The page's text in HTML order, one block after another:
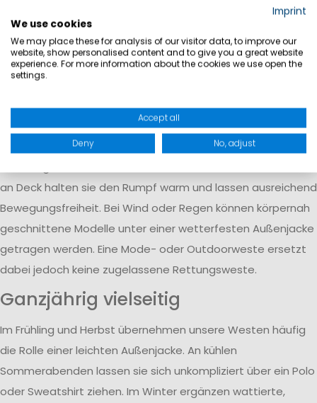
Hemd oder leichten Strickpullover getragen werden. Für
Sneaker dazu. Führt der Tag später ans Wasser oder in ein
Restaurant am Hafen, bleibt der Look gepflegt und maritim,
Auf dem Wasser eignen sich unsere Herrenwesten als
zusätzliche Wärmeschicht bei trockenen Bedingungen.
an Deck halten sie den Rumpf warm und lassen ausreichend
Bewegungsfreiheit. Bei Wind oder Regen können körpernah
geschnittene Modelle unter einer wetterfesten Außenjacke
getragen werden. Eine Mode- oder Outdoorweste ersetzt
dabei jedoch keine zugelassene Rettungsweste.
Ganzjährig vielseitig
Im Frühling und Herbst übernehmen unsere Westen häufig
die Rolle einer leichten Außenjacke. An kühlen
Sommerabenden lassen sie sich unkompliziert über ein Polo
oder Sweatshirt ziehen. Im Winter ergänzen wattierte,
Imprint
We use cookies
We may place these for analysis of our visitor data, to improve our
website, show personalised content and to give you a great website
experience. For more information about the cookies we use open the
settings.
Accept all
Deny No, adjust